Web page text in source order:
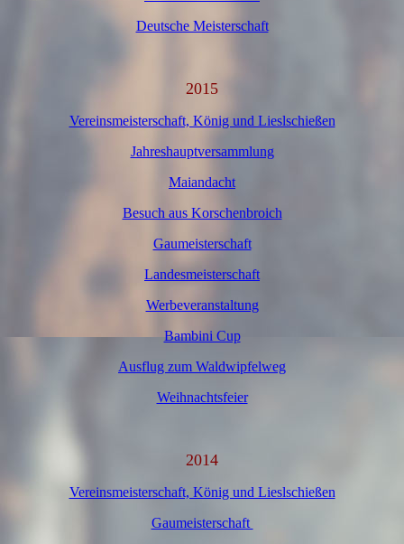
Deutsche Meisterschaft
2015
Vereinsmeisterschaft, König und Lieslschießen
Jahreshauptversammlung
Maiandacht
Besuch aus Korschenbroich
Gaumeisterschaft
Landesmeisterschaft
Werbeveranstaltung
Bambini Cup
Ausflug zum Waldwipfelweg
Weihnachtsfeier
2014
Vereinsmeisterschaft, König und Lieslschießen
Gaumeisterschaft